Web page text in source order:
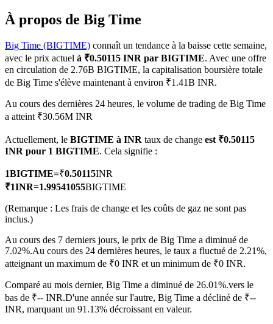
Futures COIN-M
Contrats à terme sur crypto-monnaie
TradFi
Produits dérivés sur actions, forex, métaux précieux et matières
premières
Futures utilisant l'USDC comme garantie
À propos de Big Time
Big Time (BIGTIME) connaît un tendance à la baisse cette semaine,
avec le prix actuel à ₹0.50115 INR par BIGTIME. Avec une offre
en circulation de 2.76B BIGTIME, la capitalisation boursière totale
de Big Time s'élève maintenant à environ ₹1.41B INR.
Au cours des dernières 24 heures, le volume de trading de Big Time
a atteint ₹30.56M INR
Actuellement, le BIGTIME à INR taux de change est ₹0.50115
INR pour 1 BIGTIME. Cela signifie :
1BIGTIME=₹0.50115INR
₹1INR=1.99541055BIGTIME
(Remarque : Les frais de change et les coûts de gaz ne sont pas
inclus.)
Au cours des 7 derniers jours, le prix de Big Time a diminué de
7.02%.Au cours des 24 dernières heures, le taux a fluctué de 2.21%,
atteignant un maximum de ₹0 INR et un minimum de ₹0 INR.
Comparé au mois dernier, Big Time a diminué de 26.01%.vers le
bas de ₹-- INR.D'une année sur l'autre, Big Time a décliné de ₹--
INR, marquant un 91.13% décroissant en valeur.